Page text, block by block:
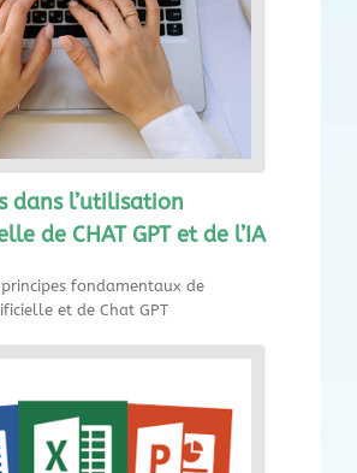
dans l’utilisation
de CHAT GPT et de l’IA
fondamentaux de
et de Chat GPT